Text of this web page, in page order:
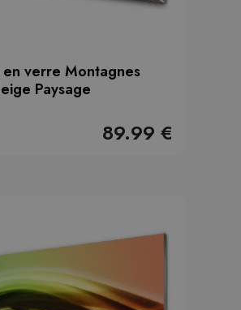
en verre Montagnes
Paysage
89.99 €